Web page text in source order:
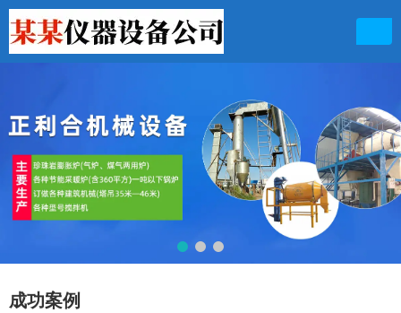
联系电话
13949711156 13103631899
成功案例